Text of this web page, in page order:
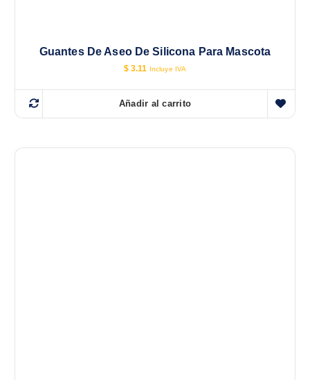
Guantes De Aseo De Silicona Para Mascota
$3.11 Incluye IVA
Añadir al carrito